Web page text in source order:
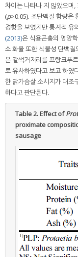
차이는 나타나 지 않았으며
(p>0.05). 조단백질 함량은
경향을 보였지만 통계적 유
(2013)은 식용곤충의 영양
소 화율 또한 식물성 단백
은 갈색거저리를 프랑크푸
로 유사하였다고 보고 하였
한 닭가슴살 소시지가 대조
하다고 판단된다.
Table 2.Effect of
proximate
sausage